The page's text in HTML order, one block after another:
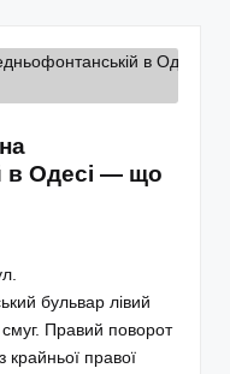
в Одесі — що
бульвар лівий
Правий поворот
крайньої правої